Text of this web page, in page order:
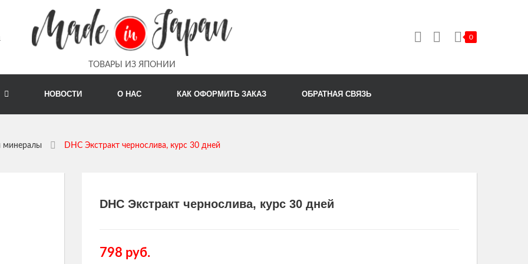
ТОВАРЫ ИЗ ЯПОНИИ
0
НОВОСТИ О НАС КАК ОФОРМИТЬ ЗАКАЗ ОБРАТНАЯ СВЯЗЬ
минералы DHC Экстракт чернослива, курс 30 дней
DHC Экстракт чернослива, курс 30 дней
798 руб.